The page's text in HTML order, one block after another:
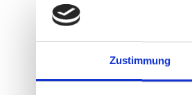
Zustimmung
tolle
Allerdings